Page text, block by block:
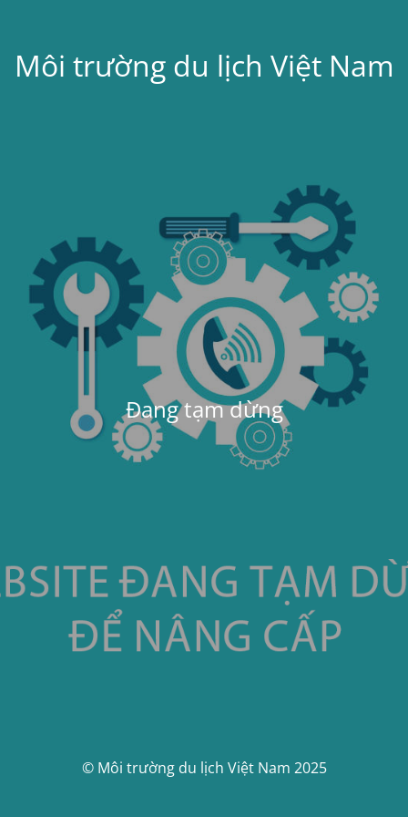
Môi trường du lịch Việt Nam
Đang tạm dừng
© Môi trường du lịch Việt Nam 2025